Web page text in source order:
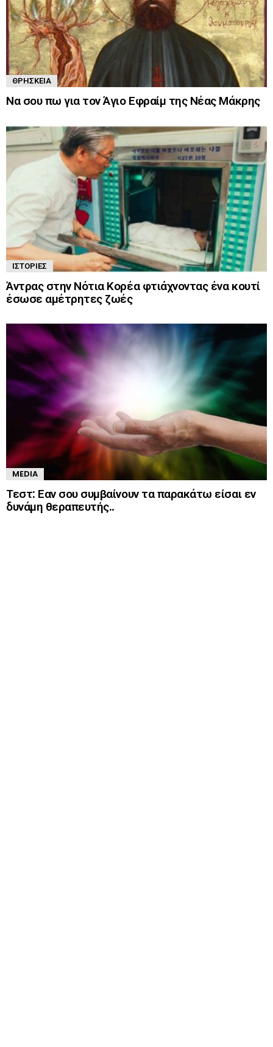
ΘΡΗΣΚΕΊΑ
Να σου πω για τον Άγιο Εφραίμ της Νέας Μάκρης
ΙΣΤΟΡΊΕΣ
Άντρας στην Νότια Κορέα φτιάχνοντας ένα κουτί
έσωσε αμέτρητες ζωές
MEDIA
Τεστ: Εαν σου συμβαίνουν τα παρακάτω είσαι εν
δυνάμη θεραπευτής..